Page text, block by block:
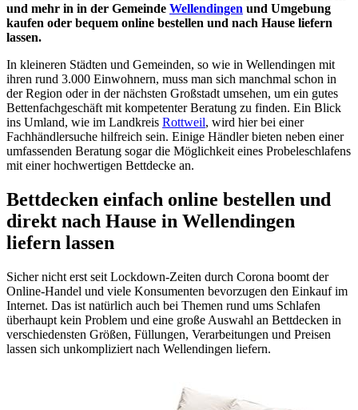
und mehr in in der Gemeinde Wellendingen und Umgebung
kaufen oder bequem online bestellen und nach Hause liefern
lassen.
In kleineren Städten und Gemeinden, so wie in Wellendingen mit
ihren rund 3.000 Einwohnern, muss man sich manchmal schon in
der Region oder in der nächsten Großstadt umsehen, um ein gutes
Bettenfachgeschäft mit kompetenter Beratung zu finden. Ein Blick
ins Umland, wie im Landkreis Rottweil, wird hier bei einer
Fachhändlersuche hilfreich sein. Einige Händler bieten neben einer
umfassenden Beratung sogar die Möglichkeit eines Probeleschlafens
mit einer hochwertigen Bettdecke an.
Bettdecken einfach online bestellen und
direkt nach Hause in Wellendingen
liefern lassen
Sicher nicht erst seit Lockdown-Zeiten durch Corona boomt der
Online-Handel und viele Konsumenten bevorzugen den Einkauf im
Internet. Das ist natürlich auch bei Themen rund ums Schlafen
überhaupt kein Problem und eine große Auswahl an Bettdecken in
verschiedensten Größen, Füllungen, Verarbeitungen und Preisen
lassen sich unkompliziert nach Wellendingen liefern.